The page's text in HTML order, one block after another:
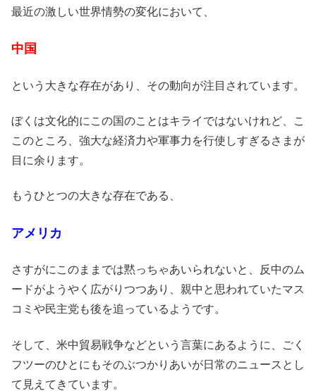
最近の激しい世界情勢の変化において、
中国
という大きな存在があり、その動向が注目されています。
ぼくは文化的にこの国のことはキライではないけれど、こ
このところ、強大な経済力や軍事力を行使しすぎるさまが
目に余ります。
もうひとつの大きな存在である、
アメリカ
さすがにこのままでは黙っちゃあいられないと、反中のム
ードがようやく広がりつつあり、親中と思われていたマス
コミや民主党も後を追っているようです。
そして、米中貿易戦争などという言葉にあるように、ごく
フツーのひとにもそのぶつかりあいが日常のニュースとし
て見えてきています。